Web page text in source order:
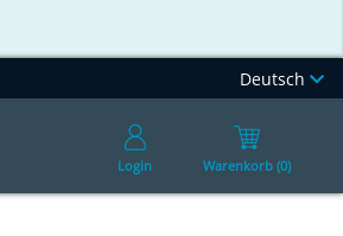
Deutsch
Login Warenkorb (0)